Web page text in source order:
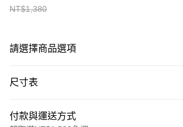
NT$1,380
請選擇商品選項
尺寸表
付款與運送方式